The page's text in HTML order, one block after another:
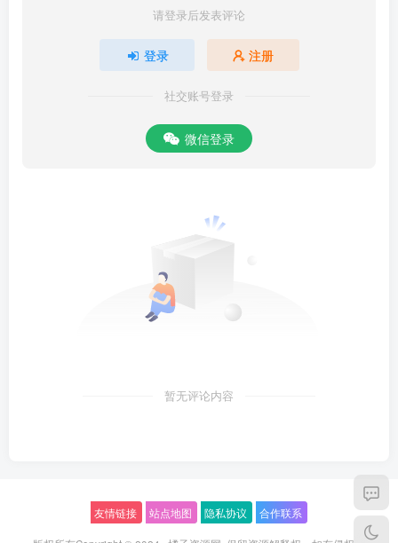
请登录后发表评论
登录 注册
社交账号登录
微信登录
暂无评论内容
友情链接 站点地图 隐私协议 合作联系